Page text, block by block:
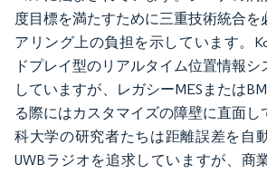
度目標を満たすために三重技術統合を
アリング上の負担を示しています。
ドプレイ型のリアルタイム位置情報
していますが、レガシーMESまたは
る際にはカスタマイズの障壁に直面
科大学の研究者たちは距離誤差を自
UWBラジオを追求していますが、商